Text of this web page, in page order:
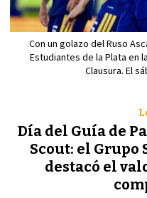
Con un golazo del Ruso
Estudiantes de la Plata en
Clausura. El
Día del Guía de
Scout: el Grupo
destacó el